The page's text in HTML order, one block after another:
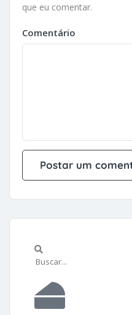
que eu comentar.
Comentário